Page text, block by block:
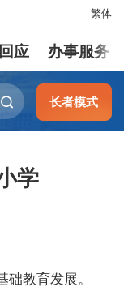
繁体
应 办事服务
长者模式
学
教育发展。